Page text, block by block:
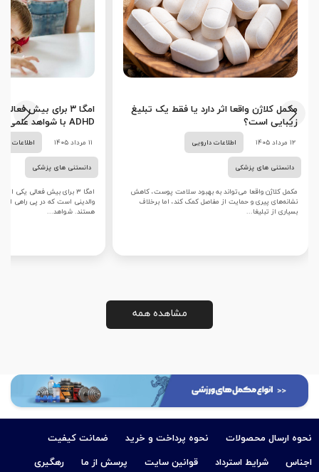
مکمل کلاژن واقعا اثر دارد یا فقط یک تبلیغ
زیبایی است؟
۱۲ مرداد ۱۴۰۵ اطلاعات دارویی
دانستنی های پزشکی
مکمل کلاژن واقعا می‌تواند به بهبود سلامت پوست، کاهش
نشانه‌های پیری و حمایت از مفاصل کمک کند، اما برخلاف
بسیاری از تبلیغا...
امگا ۳ برای بیش
ADHD با شواهد علمی
۱۱ مرداد ۱۴۰۵ اطلاعات
دانستنی های پزشکی
امگا ۳ برای بیش فعالی
والدینی است که در پی راهی
هستند. شواهد...
مشاهده همه
نحوه ارسال محصولات نحوه پرداخت و خرید
ضمانت کیفیت
اجناس
شرایط استرداد قوانین سایت پرسش از ما
رهگیری